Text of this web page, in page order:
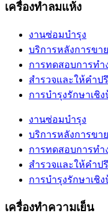
เครื่องทำลมแห้ง
งานซ่อมบำรุง
บริการหลังการขาย
การทดสอบการทำ
สำรวจและให้คำป
การบำรุงรักษาเชิ
งานซ่อมบำรุง
บริการหลังการขาย
การทดสอบการทำ
สำรวจและให้คำป
การบำรุงรักษาเชิ
เครื่องทำความเย็น